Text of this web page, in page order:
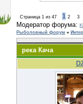
Страница 1 из 47 1 2 3
Модератор форума:
Рыболовный форум »
река Кача